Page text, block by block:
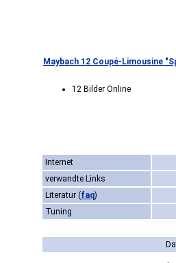
Maybach 12 Coupé-Limousine
12 Bilder Online
Internet
verwandte Links
Literatur (faq)
Tuning